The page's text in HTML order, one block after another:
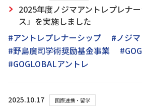
2025年度ノジマアントレプレナ
ス」を実施しました
#アントレプレナーシップ
#ノジマ
#野島廣司学術奨励基金事業
#GOGLOBALアントレ
2025.10.17 国際連携・留学